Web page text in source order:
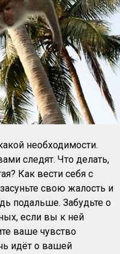
необходимости.
следят. Что делать,
Как вести себя с
свою жалость и
подальше. Забудьте о
если вы к ней
ваше чувство
идёт о вашей